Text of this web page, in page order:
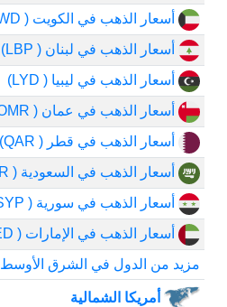
أسعار الذهب في الكويت ( KWD)
أسعار الذهب في لبنان ( LBP)
أسعار الذهب في ليبيا ( LYD)
أسعار الذهب في عمان ( OMR)
أسعار الذهب في قطر ( QAR)
أسعار الذهب في السعودية ( SAR)
أسعار الذهب في سورية ( SYP)
أسعار الذهب في الإمارات ( AED)
مزيد من الدول في الشرق الأوسط
أمريكا الشمالية